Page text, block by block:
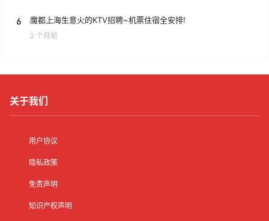
6 魔都上海生意火的KTV招聘~机票住宿全安排!
2 个月前
关于我们
用户协议
隐私政策
免责声明
知识产权声明